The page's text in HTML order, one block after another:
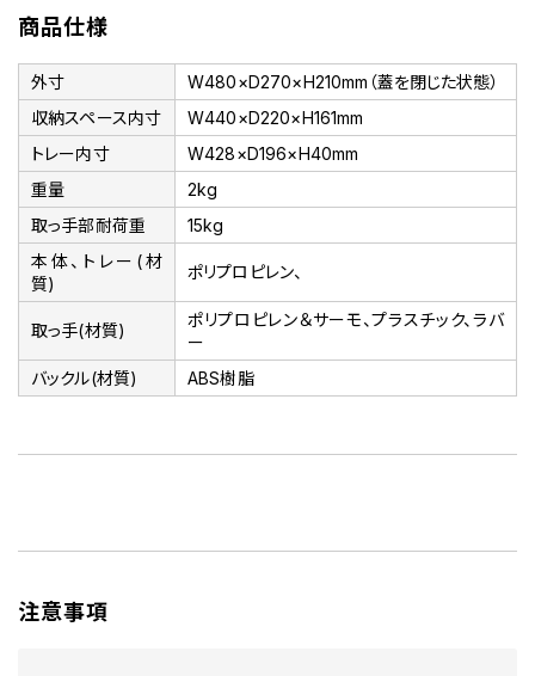
商品仕様
外寸
W480×D270×H210mm（蓋を閉じた状態）
収納スペース内寸
W440×D220×H161mm
トレー内寸
W428×D196×H40mm
重量
2kg
取っ手部耐荷重
15kg
本体、トレー(材
質)
ポリプロピレン、
取っ手(材質)
ポリプロピレン＆サーモ、プラスチック、ラバ
ー
バックル(材質)
ABS樹脂
注意事項